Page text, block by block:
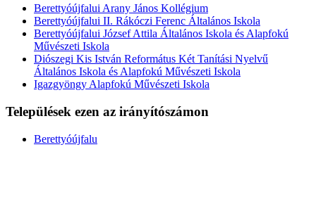
Berettyóújfalui Arany János Kollégium
Berettyóújfalui II. Rákóczi Ferenc Általános Iskola
Berettyóújfalui József Attila Általános Iskola és Alapfokú
Művészeti Iskola
Diószegi Kis István Református Két Tanítási Nyelvű
Általános Iskola és Alapfokú Művészeti Iskola
Igazgyöngy Alapfokú Művészeti Iskola
Települések ezen az irányítószámon
Berettyóújfalu